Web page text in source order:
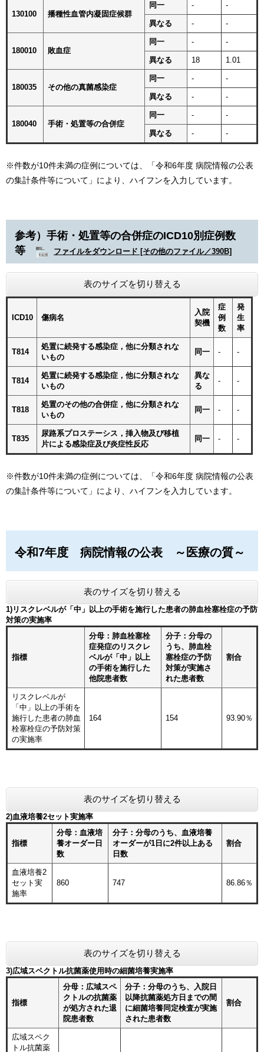
130100 播種性血管内凝固症候群
同一 - -
異なる - -
180010 敗血症
同一 - -
異なる 18 1.01
180035 その他の真菌感染症
同一 - -
異なる - -
180040 手術・処置等の合併症
同一 - -
異なる - -
※件数が10件未満の症例については、「令和6年度 病院情報の公表
の集計条件等について」により、ハイフンを入力しています。​
参考）手術・処置等の合併症のICD10別症例数
等
ファイルをダウンロード [その他のファイル／390B]
表のサイズを切り替える
ICD10 傷病名
入院
契機
症
例
数
発
生
率
T814
処置に続発する感染症，他に分類されな
いもの
同一 - -
T814
処置に続発する感染症，他に分類されな
いもの
異な
る
- -
T818
処置のその他の合併症，他に分類されな
いもの
同一 - -
T835
尿路系プロステーシス，挿入物及び移植
片による感染症及び炎症性反応
同一 - -
※件数が10件未満の症例については、「令和6年度 病院情報の公表
の集計条件等について」により、ハイフンを入力しています。​
令和7年度 病院情報の公表 ～医療の質～
表のサイズを切り替える
1)リスクレベルが「中」以上の手術を施行した患者の肺血栓塞栓症の予防
対策の実施率
指標
分母：肺血栓塞栓
症発症のリスクレ
ベルが「中」以上
の手術を施行した
他院患者数
分子：分母の
うち、肺血栓
塞栓症の予防
対策が実施さ
れた患者数
割合
リスクレベルが
「中」以上の手術を
施行した患者の肺血
栓塞栓症の予防対策
の実施率
164 154 93.90％
表のサイズを切り替える
2)血液培養2セット実施率
指標
分母：血液培
養オーダー日
数
分子：分母のうち、血液培養
オーダーが1日に2件以上ある
日数
割合
血液培養2
セット実
施率
860 747 86.86％
表のサイズを切り替える
3)広域スペクトル抗菌薬使用時の細菌培養実施率
指標
分母：広域スペ
クトルの抗菌薬
が処方された退
院患者数
分子：分母のうち、入院日
以降抗菌薬処方日までの間
に細菌培養同定検査が実施
された患者数
割合
広域スペク
トル抗菌薬